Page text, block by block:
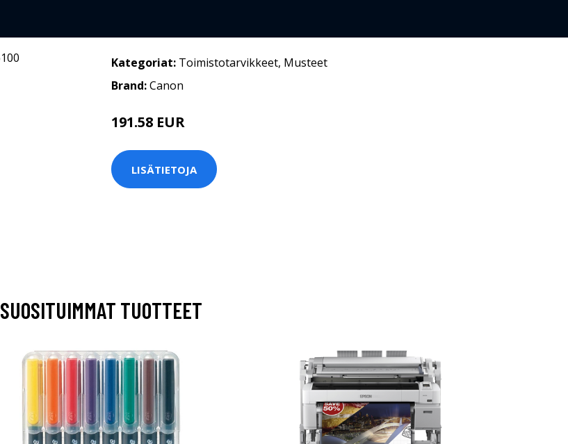
Kategoriat: Toimistotarvikkeet, Musteet
Brand:Canon
191.58 EUR
LISÄTIETOJA
SUOSITUIMMAT TUOTTEET